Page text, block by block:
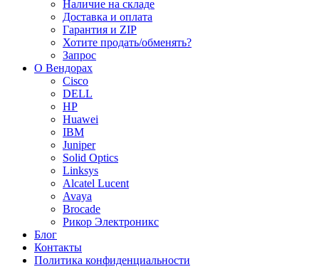
Наличие на складе
Доставка и оплата
Гарантия и ZIP
Хотите продать/обменять?
Запрос
О Вендорах
Cisco
DELL
HP
Huawei
IBM
Juniper
Solid Optics
Linksys
Alcatel Lucent
Avaya
Brocade
Рикор Электроникс
Блог
Контакты
Политика конфиденциальности